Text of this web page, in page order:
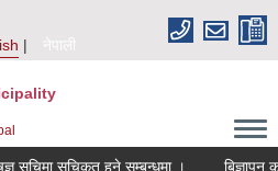
नेपाली
सूचिमा सूचिकृत हुने सम्बन्धमा । बिज्ञापन